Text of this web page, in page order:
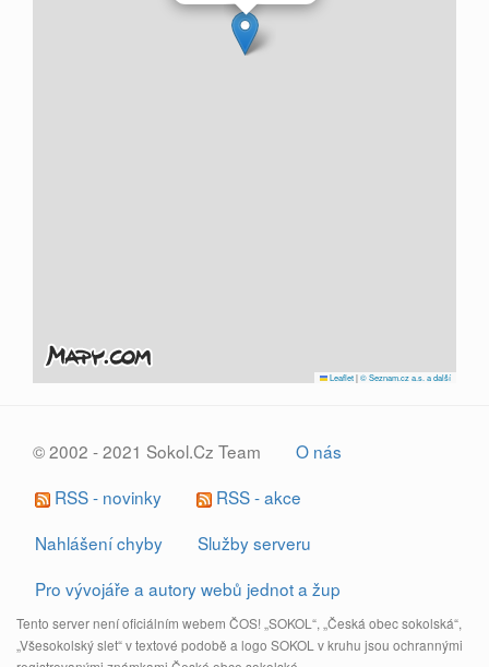
Leaflet|© Seznam.cz a.s. a další
© 2002 - 2021 Sokol.Cz Team
O nás
RSS - novinky
RSS - akce
Nahlášení chyby
Služby serveru
Pro vývojáře a autory webů jednot a žup
Tento server není oficiálním webem ČOS! „SOKOL“, „Česká obec sokolská“,
„Všesokolský slet“ v textové podobě a logo SOKOL v kruhu jsou ochrannými